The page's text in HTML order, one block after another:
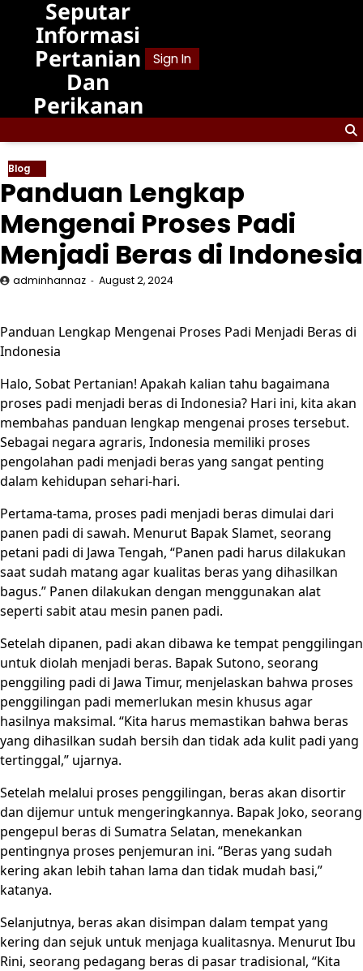
content
Seputar
Informasi
Pertanian
Dan
Perikanan
Sign In
Blog
Panduan Lengkap
Mengenai Proses Padi
Menjadi Beras di Indonesia
adminhannaz August 2, 2024
Panduan Lengkap Mengenai Proses Padi Menjadi Beras di
Indonesia
Halo, Sobat Pertanian! Apakah kalian tahu bagaimana
proses padi menjadi beras di Indonesia? Hari ini, kita akan
membahas panduan lengkap mengenai proses tersebut.
Sebagai negara agraris, Indonesia memiliki proses
pengolahan padi menjadi beras yang sangat penting
dalam kehidupan sehari-hari.
Pertama-tama, proses padi menjadi beras dimulai dari
panen padi di sawah. Menurut Bapak Slamet, seorang
petani padi di Jawa Tengah, “Panen padi harus dilakukan
saat sudah matang agar kualitas beras yang dihasilkan
bagus.” Panen dilakukan dengan menggunakan alat
seperti sabit atau mesin panen padi.
Setelah dipanen, padi akan dibawa ke tempat penggilingan
untuk diolah menjadi beras. Bapak Sutono, seorang
penggiling padi di Jawa Timur, menjelaskan bahwa proses
penggilingan padi memerlukan mesin khusus agar
hasilnya maksimal. “Kita harus memastikan bahwa beras
yang dihasilkan sudah bersih dan tidak ada kulit padi yang
tertinggal,” ujarnya.
Setelah melalui proses penggilingan, beras akan disortir
dan dijemur untuk mengeringkannya. Bapak Joko, seorang
pengepul beras di Sumatra Selatan, menekankan
pentingnya proses penjemuran ini. “Beras yang sudah
kering akan lebih tahan lama dan tidak mudah basi,”
katanya.
Selanjutnya, beras akan disimpan dalam tempat yang
kering dan sejuk untuk menjaga kualitasnya. Menurut Ibu
Rini, seorang pedagang beras di pasar tradisional, “Kita